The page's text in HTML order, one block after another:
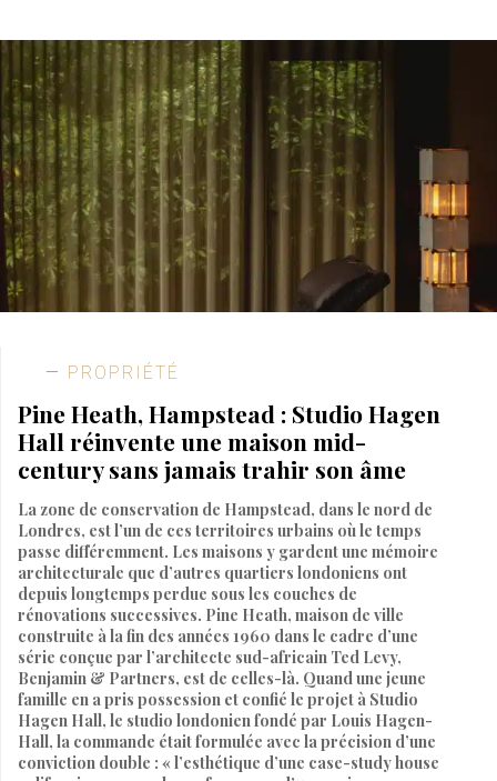
PROPRIÉTÉ
Pine Heath, Hampstead : Studio Hagen
Hall réinvente une maison mid-
century sans jamais trahir son âme
La zone de conservation de Hampstead, dans le nord de
Londres, est l’un de ces territoires urbains où le temps
passe différemment. Les maisons y gardent une mémoire
architecturale que d’autres quartiers londoniens ont
depuis longtemps perdue sous les couches de
rénovations successives. Pine Heath, maison de ville
construite à la fin des années 1960 dans le cadre d’une
série conçue par l’architecte sud-africain Ted Levy,
Benjamin & Partners, est de celles-là. Quand une jeune
famille en a pris possession et confié le projet à Studio
Hagen Hall, le studio londonien fondé par Louis Hagen-
Hall, la commande était formulée avec la précision d’une
conviction double : « l’esthétique d’une case-study house